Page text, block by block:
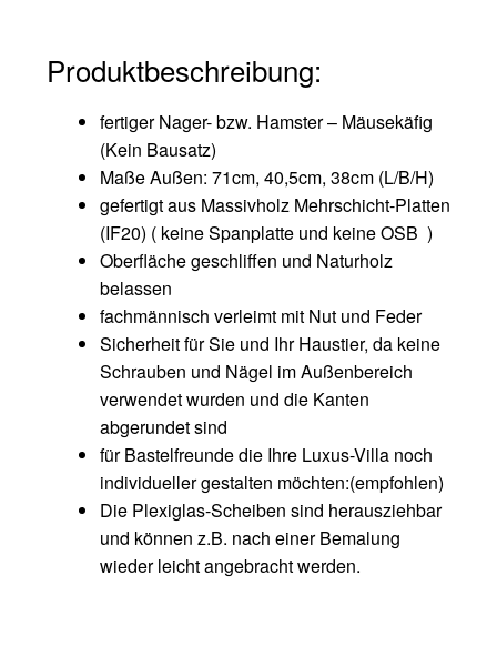
Produktbeschreibung:
fertiger Nager- bzw. Hamster – Mäusekäfig
(Kein Bausatz)
Maße Außen: 71cm, 40,5cm, 38cm (L/B/H)
gefertigt aus Massivholz Mehrschicht-Platten
(IF20) ( keine Spanplatte und keine OSB )
Oberfläche geschliffen und Naturholz
belassen
fachmännisch verleimt mit Nut und Feder
Sicherheit für Sie und Ihr Haustier, da keine
Schrauben und Nägel im Außenbereich
verwendet wurden und die Kanten
abgerundet sind
für Bastelfreunde die Ihre Luxus-Villa noch
individueller gestalten möchten:(empfohlen)
Die Plexiglas-Scheiben sind herausziehbar
und können z.B. nach einer Bemalung
wieder leicht angebracht werden.